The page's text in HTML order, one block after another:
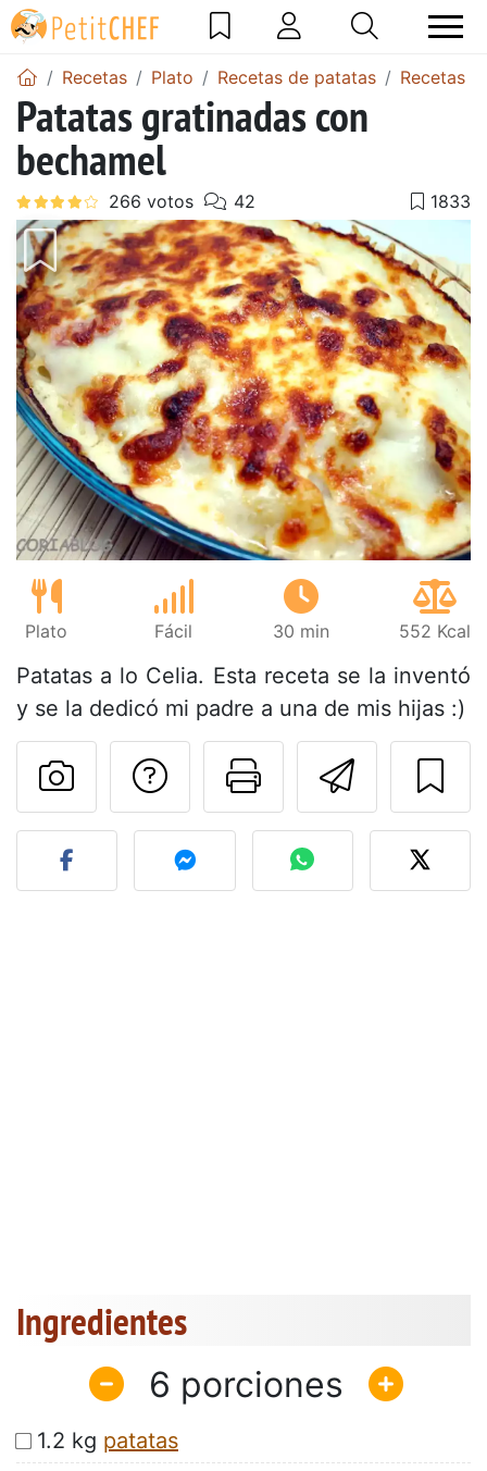
Recetas Plato Recetas de patatas Recetas
Patatas gratinadas con
bechamel
Plato Fácil 30 min 552 Kcal
Patatas a lo Celia. Esta receta se la inventó
y se la dedicó mi padre a una de mis hijas :)
Imprimir
Preguntar al autor
Publicar la foto de esta
Ingredientes
6
1.2 kg patatas